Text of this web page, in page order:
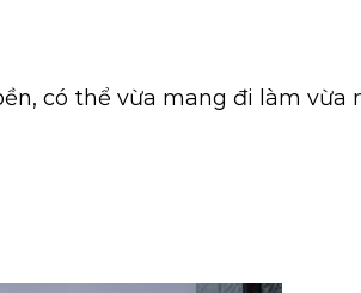
có thể vừa mang đi làm vừa